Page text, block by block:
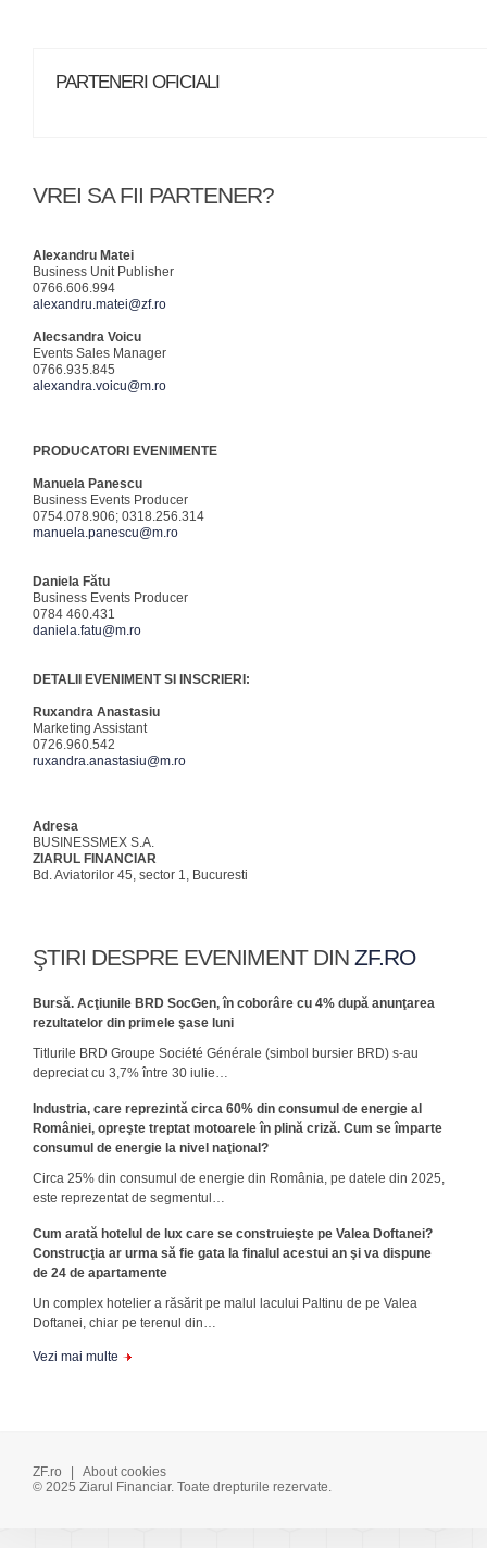
PARTENERI OFICIALI
VREI SA FII PARTENER?
Alexandru Matei
Business Unit Publisher
0766.606.994
alexandru.matei@zf.ro
Alecsandra Voicu
Events Sales Manager
0766.935.845
alexandra.voicu@m.ro
PRODUCATORI EVENIMENTE
Manuela Panescu
Business Events Producer
0754.078.906; 0318.256.314
manuela.panescu@m.ro
Daniela Fătu
Business Events Producer
0784 460.431
daniela.fatu@m.ro
DETALII EVENIMENT SI INSCRIERI:
Ruxandra Anastasiu
Marketing Assistant
0726.960.542
ruxandra.anastasiu@m.ro
Adresa
BUSINESSMEX S.A.
ZIARUL FINANCIAR
Bd. Aviatorilor 45, sector 1, Bucuresti
ŞTIRI DESPRE EVENIMENT DIN ZF.RO
Bursă. Acţiunile BRD SocGen, în coborâre cu 4% după anunţarea
rezultatelor din primele şase luni
Titlurile BRD Groupe Société Générale (simbol bursier BRD) s-au
depreciat cu 3,7% între 30 iulie…
Industria, care reprezintă circa 60% din consumul de energie al
României, opreşte treptat motoarele în plină criză. Cum se împarte
consumul de energie la nivel naţional?
Circa 25% din consumul de ener­gie din România, pe datele din 2025,
este reprezentat de segmentul…
Cum arată hotelul de lux care se construieşte pe Valea Doftanei?
Construcţia ar urma să fie gata la finalul acestui an şi va dispune
de 24 de apartamente
Un complex hotelier a răsărit pe malul lacului Paltinu de pe Valea
Doftanei, chiar pe terenul din…
Vezi mai multe
ZF.ro |
About cookies
© 2025 Ziarul Financiar. Toate drepturile rezervate.